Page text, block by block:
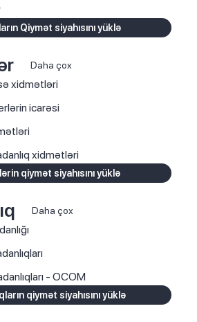
Qiymət siyahısını yüklə
Daha çox
xidmətləri
icarəsi
xidmətləri
qiymət siyahısını yüklə
Daha çox
- OCOM
qiymət siyahısını yüklə